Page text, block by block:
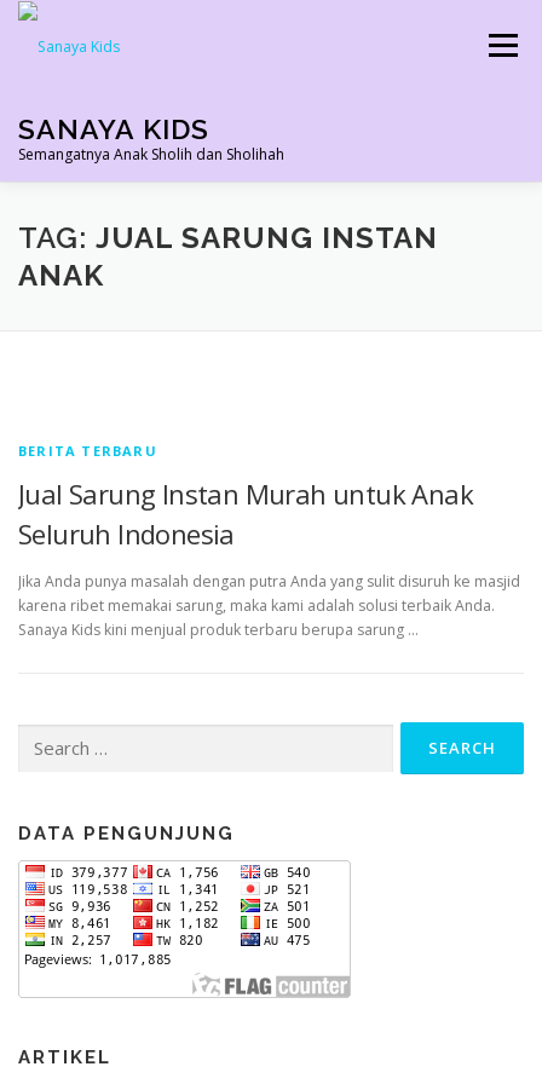
Skip
content
SANAYA KIDS
Semangatnya Anak Sholih dan Sholihah
Menu
HOME KONTAK TENTANG KAMI
TAG: JUAL SARUNG INSTAN
ANAK
BERITA TERBARU
Jual Sarung Instan Murah untuk Anak
Seluruh Indonesia
Jika Anda punya masalah dengan putra Anda yang sulit disuruh ke masjid
karena ribet memakai sarung, maka kami adalah solusi terbaik Anda.
Sanaya Kids kini menjual produk terbaru berupa sarung …
for:
DATA PENGUNJUNG
ARTIKEL